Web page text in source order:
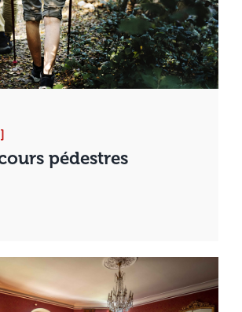
pédestres